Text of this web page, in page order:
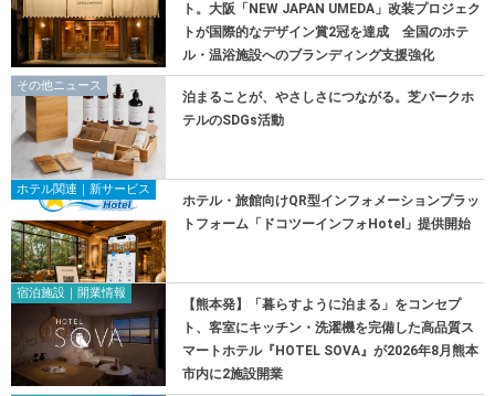
ト。大阪「NEW JAPAN UMEDA」改装プロジェク
トが国際的なデザイン賞2冠を達成 全国のホテ
ル・温浴施設へのブランディング支援強化
その他ニュース
泊まることが、やさしさにつながる。芝パークホ
テルのSDGs活動
ホテル関連｜新サービス
ホテル・旅館向けQR型インフォメーションプラッ
トフォーム「ドコツーインフォHotel」提供開始
宿泊施設｜開業情報
【熊本発】「暮らすように泊まる」をコンセプ
ト、客室にキッチン・洗濯機を完備した高品質ス
マートホテル『HOTEL SOVA』が2026年8月熊本
市内に2施設開業